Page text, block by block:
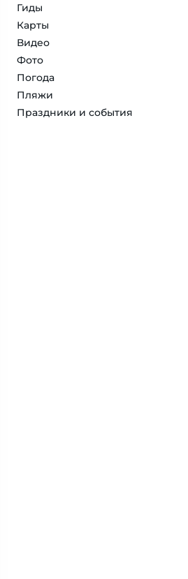
Гиды
Карты
Видео
Фото
Погода
Пляжи
Праздники и события